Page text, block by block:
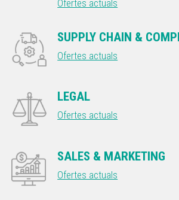
Ofertes actuals
SUPPLY CHAIN &
Ofertes actuals
LEGAL
Ofertes actuals
SALES & MARKETING
Ofertes actuals